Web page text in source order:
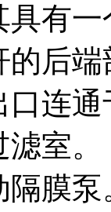
有
后
连
室。
隔膜泵